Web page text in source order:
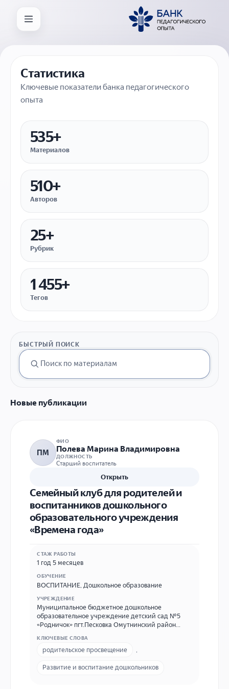
Статистика
Ключевые показатели банка педагогического
опыта
535+
Материалов
510+
Авторов
25+
Рубрик
1 455+
Тегов
БЫСТРЫЙ ПОИСК
Новые публикации
ПМ
ФИО
Полева Марина Владимировна
ДОЛЖНОСТЬ
Старший воспитатель
Открыть
Семейный клуб для родителей и
воспитанников дошкольного
образовательного учреждения
«Времена года»
СТАЖ РАБОТЫ
1 год 5 месяцев
ОБУЧЕНИЕ
ВОСПИТАНИЕ Дошкольное образование
УЧРЕЖДЕНИЕ
Муниципальное бюджетное дошкольное
образовательное учреждение детский сад №5
«Родничок» пгт.Песковка Омутнинский район
пгт.Песковка)
КЛЮЧЕВЫЕ СЛОВА
родительское просвещение
Развитие и воспитание дошкольников